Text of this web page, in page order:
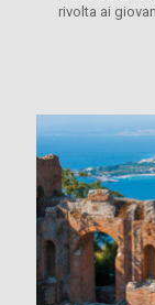
rivolta ai